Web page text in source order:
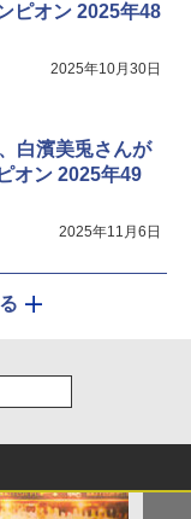
ピオン 2025年48
2025年10月30日
白濱美兎さんが
オン 2025年49
2025年11月6日